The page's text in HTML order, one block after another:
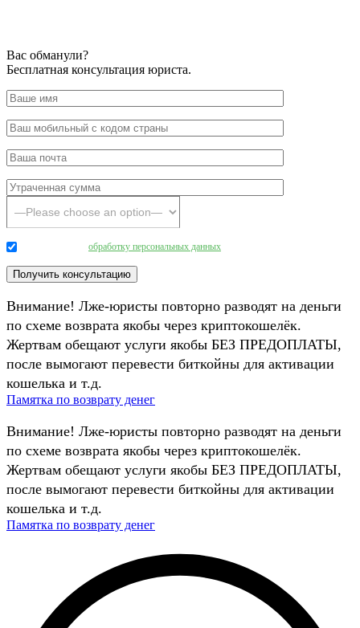
Вас обманули?
Бесплатная консультация юриста.
обработку персональных данных
Внимание! Лже-юристы повторно разводят на деньги
по схеме возврата якобы через криптокошелёк.
Жертвам обещают услуги якобы БЕЗ ПРЕДОПЛАТЫ,
после вымогают перевести биткойны для активации
кошелька и т.д.
Памятка по возврату денег
Внимание! Лже-юристы повторно разводят на деньги
по схеме возврата якобы через криптокошелёк.
Жертвам обещают услуги якобы БЕЗ ПРЕДОПЛАТЫ,
после вымогают перевести биткойны для активации
кошелька и т.д.
Памятка по возврату денег